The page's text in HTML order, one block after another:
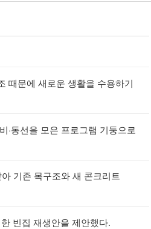
때문에 새로운 생활을 수용하기
·동선을 모은 프로그램 기둥으로
기존 목구조와 새 콘크리트
빈집 재생안을 제안했다.